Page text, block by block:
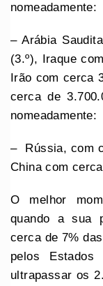
nomeadamente:
– Arábia
(3.º), Iraque
Irão com cerca
cerca de
nomeadamente:
– Rússia, com
China com
O melhor
quando a sua
cerca de 7%
pelos Estados
ultrapassar os